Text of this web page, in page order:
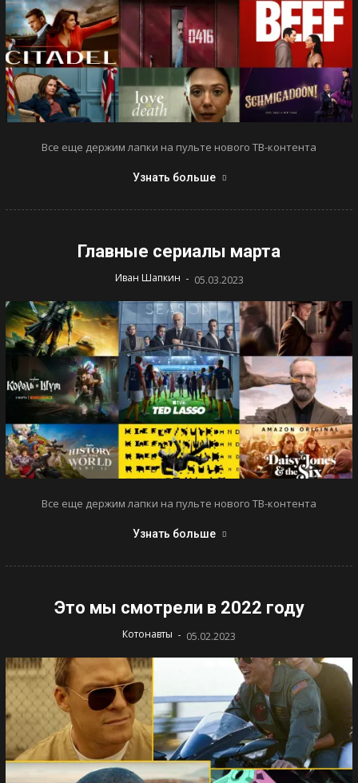
Все еще держим лапки на пульте нового ТВ-контента
Узнать больше
Главные сериалы марта
Иван Шапкин - 05.03.2023
Все еще держим лапки на пульте нового ТВ-контента
Узнать больше
Это мы смотрели в 2022 году
Котонавты - 05.02.2023